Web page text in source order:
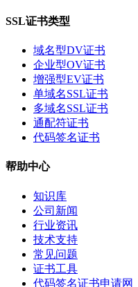
SSL证书类型
域名型DV证书
企业型OV证书
增强型EV证书
单域名SSL证书
多域名SSL证书
通配符证书
代码签名证书
帮助中心
知识库
公司新闻
行业资讯
技术支持
常见问题
证书工具
代码签名证书申请网